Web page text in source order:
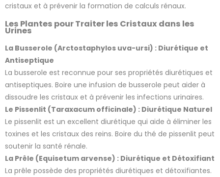
cristaux et à prévenir la formation de calculs rénaux.
Les Plantes pour Traiter les Cristaux dans les
Urines
La Busserole (Arctostaphylos uva-ursi) : Diurétique et
Antiseptique
La busserole est reconnue pour ses propriétés diurétiques et
antiseptiques. Boire une infusion de busserole peut aider à
dissoudre les cristaux et à prévenir les infections urinaires.
Le Pissenlit (Taraxacum officinale) : Diurétique Naturel
Le pissenlit est un excellent diurétique qui aide à éliminer les
toxines et les cristaux des reins. Boire du thé de pissenlit peut
soutenir la santé rénale.
La Prêle (Equisetum arvense) : Diurétique et Détoxifiant
La prêle possède des propriétés diurétiques et détoxifiantes.